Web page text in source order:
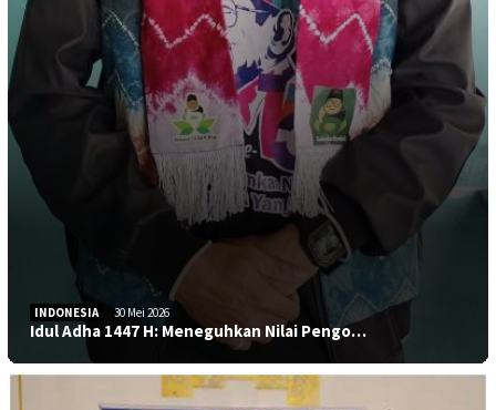
INDONESIA 30 Mei 2026
Idul Adha 1447 H: Meneguhkan Nilai Pengo…